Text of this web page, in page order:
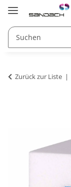
Zurück zur Liste